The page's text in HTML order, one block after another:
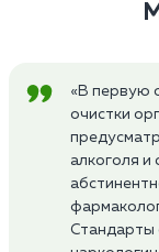
«В первую
очистки
алкоголя и
Стандарты